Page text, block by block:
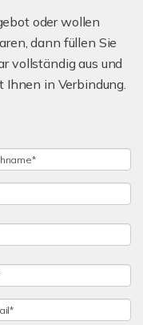
oder wollen
dann füllen Sie
vollständig aus und
in Verbindung.